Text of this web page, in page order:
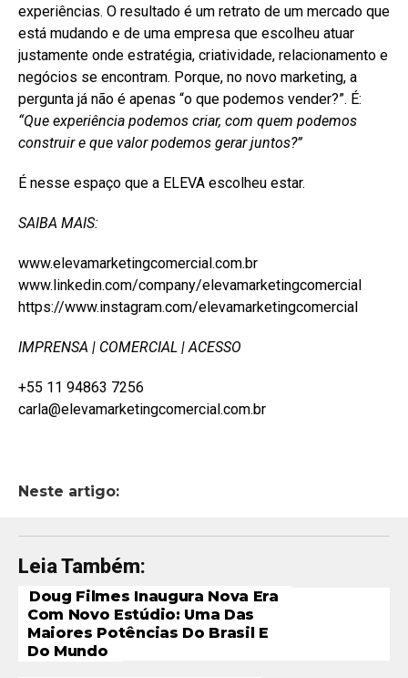
experiências. O resultado é um retrato de um mercado que
está mudando e de uma empresa que escolheu atuar
justamente onde estratégia, criatividade, relacionamento e
negócios se encontram. Porque, no novo marketing, a
pergunta já não é apenas “o que podemos vender?”. É:
“Que experiência podemos criar, com quem podemos
construir e que valor podemos gerar juntos?”
É nesse espaço que a ELEVA escolheu estar.
SAIBA MAIS:
www.elevamarketingcomercial.com.br
www.linkedin.com/company/elevamarketingcomercial
https://www.instagram.com/elevamarketingcomercial
IMPRENSA | COMERCIAL | ACESSO
+55 11 94863 7256
carla@elevamarketingcomercial.com.br
Neste artigo:
Leia Também:
Doug Filmes Inaugura Nova Era
Com Novo Estúdio: Uma Das
Maiores Potências Do Brasil E
Do Mundo